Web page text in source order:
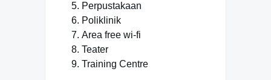
Perpustakaan
Poliklinik
Area free wi-fi
Teater
Training Centre